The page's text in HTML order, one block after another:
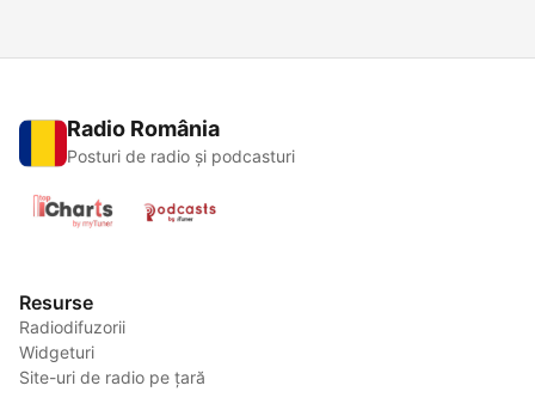
Radio România
Posturi de radio și podcasturi
Resurse
Radiodifuzorii
Widgeturi
Site-uri de radio pe țară